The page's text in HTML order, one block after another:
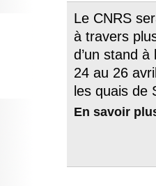
Le CNRS
à travers
d’un stand
24 au 26
les quais de
En savoir